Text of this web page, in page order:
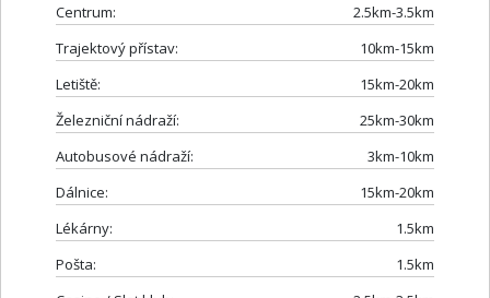
Centrum:
2.5km-3.5km
Trajektový přístav:
10km-15km
Letiště:
15km-20km
Železniční nádraží:
25km-30km
Autobusové nádraží:
3km-10km
Dálnice:
15km-20km
Lékárny:
1.5km
Pošta:
1.5km